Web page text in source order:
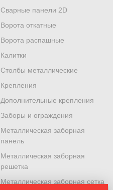
Сварные панели 2D
Ворота откатные
Ворота распашные
Калитки
Столбы металлические
Крепления
Дополнительные крепления
Заборы и ограждения
Металлическая заборная
панель
Металлическая заборная
решетка
Металлическая заборная сетка